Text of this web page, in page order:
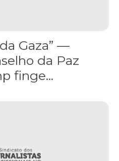
Gaza” —
da Paz
finge...